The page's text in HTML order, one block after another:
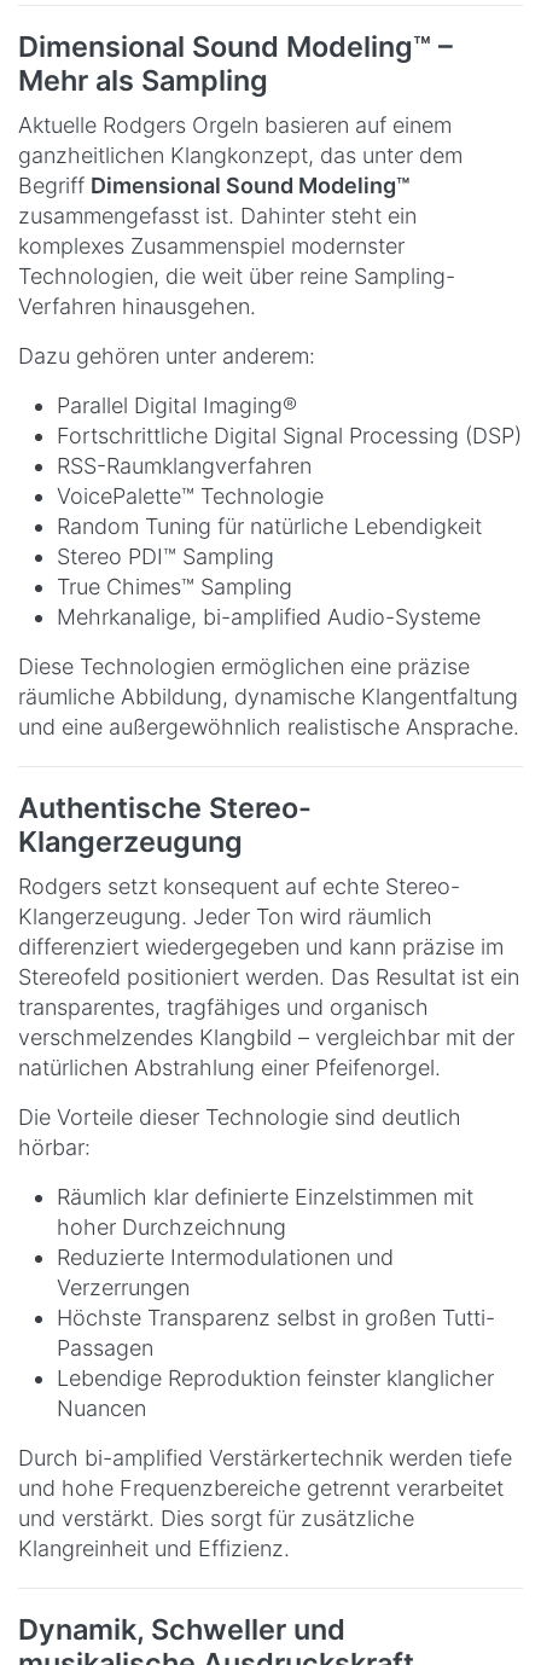
Dimensional Sound Modeling™ –
Mehr als Sampling
Aktuelle Rodgers Orgeln basieren auf einem
ganzheitlichen Klangkonzept, das unter dem
Begriff Dimensional Sound Modeling™
zusammengefasst ist. Dahinter steht ein
komplexes Zusammenspiel modernster
Technologien, die weit über reine Sampling-
Verfahren hinausgehen.
Dazu gehören unter anderem:
Parallel Digital Imaging®
Fortschrittliche Digital Signal Processing (DSP)
RSS-Raumklangverfahren
VoicePalette™ Technologie
Random Tuning für natürliche Lebendigkeit
Stereo PDI™ Sampling
True Chimes™ Sampling
Mehrkanalige, bi-amplified Audio-Systeme
Diese Technologien ermöglichen eine präzise
räumliche Abbildung, dynamische Klangentfaltung
und eine außergewöhnlich realistische Ansprache.
Authentische Stereo-
Klangerzeugung
Rodgers setzt konsequent auf echte Stereo-
Klangerzeugung. Jeder Ton wird räumlich
differenziert wiedergegeben und kann präzise im
Stereofeld positioniert werden. Das Resultat ist ein
transparentes, tragfähiges und organisch
verschmelzendes Klangbild – vergleichbar mit der
natürlichen Abstrahlung einer Pfeifenorgel.
Die Vorteile dieser Technologie sind deutlich
hörbar:
Räumlich klar definierte Einzelstimmen mit
hoher Durchzeichnung
Reduzierte Intermodulationen und
Verzerrungen
Höchste Transparenz selbst in großen Tutti-
Passagen
Lebendige Reproduktion feinster klanglicher
Nuancen
Durch bi-amplified Verstärkertechnik werden tiefe
und hohe Frequenzbereiche getrennt verarbeitet
und verstärkt. Dies sorgt für zusätzliche
Klangreinheit und Effizienz.
Dynamik, Schweller und